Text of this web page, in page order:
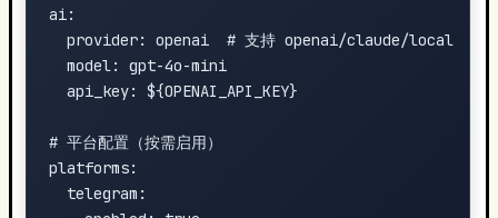
ai:
  provider: openai  # 支持 openai/claude/local
  model: gpt-4o-mini
  api_key: ${OPENAI_API_KEY}
# 平台配置（按需启用）
platforms:
  telegram: